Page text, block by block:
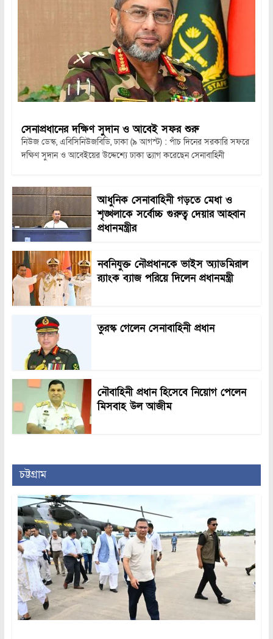
সেনাপ্রধানের দক্ষিণ সুদান ও আবেই সফর শুরু
নিউজ ডেস্ক, এবিসিনিউজবিডি, ঢাকা (৯ আগস্ট) : পাঁচ দিনের সরকারি সফরে
দক্ষিণ সুদান ও আবেইয়ের উদ্দেশ্যে ঢাকা ত্যাগ করেছেন সেনাবাহিনী
আধুনিক সেনাবাহিনী গড়তে মেধা ও
শৃঙ্খলাকে সর্বোচ্চ গুরুত্ব দেয়ার আহ্বান
প্রধানমন্ত্রীর
নবনিযুক্ত নৌপ্রধানকে ভাইস অ্যাডমিরাল
র‍্যাংক ব্যাজ পরিয়ে দিলেন প্রধানমন্ত্রী
তুরস্ক গেলেন সেনাবাহিনী প্রধান
নৌবাহিনী প্রধান হিসেবে নিয়োগ পেলেন
মিসবাহ উল আজীম
চট্টগ্রাম